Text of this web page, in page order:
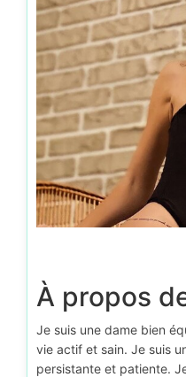
À propos
Je suis une dame bien
vie actif et sain. Je suis
persistante et patiente.